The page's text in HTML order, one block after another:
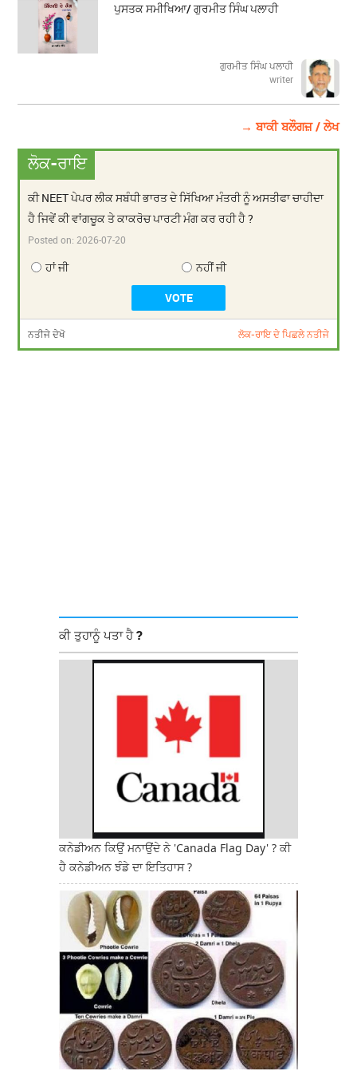
ਪੁਸਤਕ ਸਮੀਖਿਆ/ ਗੁਰਮੀਤ ਸਿੰਘ ਪਲਾਹੀ
ਗੁਰਮੀਤ ਸਿੰਘ ਪਲਾਹੀ
writer
→ ਬਾਕੀ ਬਲੌਗਜ਼ / ਲੇਖ
ਲੋਕ-ਰਾਇ
ਕੀ NEET ਪੇਪਰ ਲੀਕ ਸਬੰਧੀ ਭਾਰਤ ਦੇ ਸਿੱਖਿਆ ਮੰਤਰੀ ਨੂੰ ਅਸਤੀਫਾ ਚਾਹੀਦਾ
ਹੈ ਜਿਵੇਂ ਕੀ ਵਾਂਗਚੂਕ ਤੇ ਕਾਕਰੋਚ ਪਾਰਟੀ ਮੰਗ ਕਰ ਰਹੀ ਹੈ ?
Posted on:2026-07-20
ਹਾਂ ਜੀ ਨਹੀਂ ਜੀ
ਨਤੀਜੇ ਦੇਖੋ ਲੋਕ-ਰਾਇ ਦੇ ਪਿਛਲੇ ਨਤੀਜੇ
ਕੀ ਤੁਹਾਨੂੰ ਪਤਾ ਹੈ ?
ਕਨੇਡੀਅਨ ਕਿਉਂ ਮਨਾਉਂਦੇ ਨੇ 'Canada Flag Day' ? ਕੀ
ਹੈ ਕਨੇਡੀਅਨ ਝੰਡੇ ਦਾ ਇਤਿਹਾਸ ?